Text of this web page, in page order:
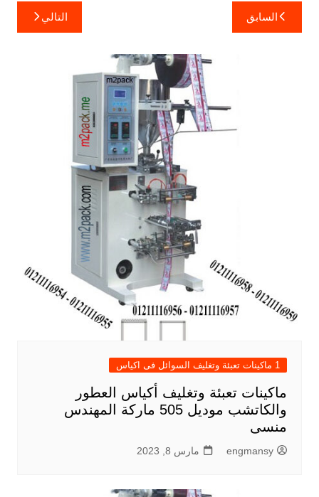
تصفّح
المقالات
السابق التالي
1 ماكينات تعبئة وتغليف السوائل فى اكياس
ماكينات تعبئة وتغليف أكياس العطور
والكاتشب موديل 505 ماركة المهندس
منسى
engmansy مارس 8, 2023